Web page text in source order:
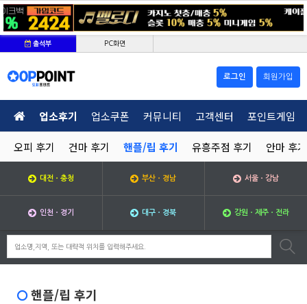
출석부 PC화면
로그인 회원가입
업소후기 업소쿠폰 커뮤니티 고객센터 포인트게임
오피 후기 건마 후기 핸플/립 후기 유흥주점 후기 안마 후기
대전ㆍ충청 부산ㆍ경남 서울ㆍ강남
인천ㆍ경기 대구ㆍ경북 강원ㆍ제주ㆍ전라
핸플/립 후기